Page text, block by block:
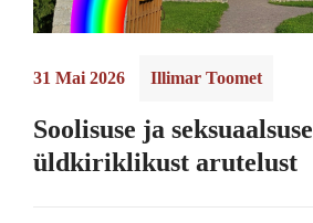
31 Mai 2026 Illimar Toomet
Soolisuse ja seksuaalsuse
üldkiriklikust arutelust